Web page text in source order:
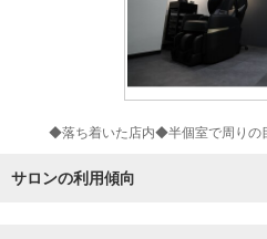
◆落ち着いた店内◆半個室で周りの
サロンの利用傾向